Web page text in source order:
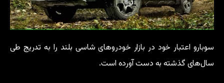
سوبارو اعتبار خود در بازار خودروهای شاسی بلند را به تدریج طی
سال‌های گذشته به دست آورده است.